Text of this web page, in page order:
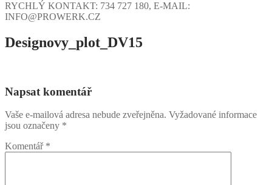
RYCHLÝ KONTAKT: 734 727 180, E-MAIL:
INFO@PROWERK.CZ
Designovy_plot_DV15
Napsat komentář
Vaše e-mailová adresa nebude zveřejněna. Vyžadované informace
jsou označeny *
Komentář *